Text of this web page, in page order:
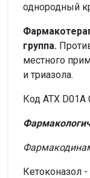
однородный
группа.
местного
и триазола.
Код ATX D01A
Ф
Кетоконазол -